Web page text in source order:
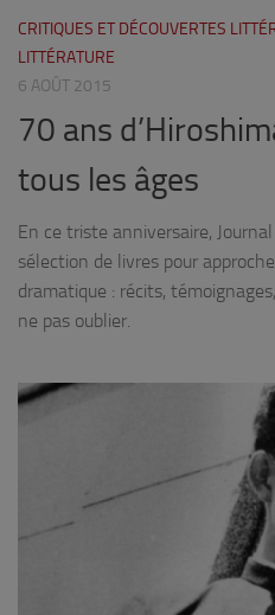
CRITIQUES ET DÉCOUVERTES
LITTÉRATURE
6 AOÛT 2015
70 ans
tous les âges
En ce triste anniversaire,
sélection de livres pour
dramatique : récits,
ne pas oublier.